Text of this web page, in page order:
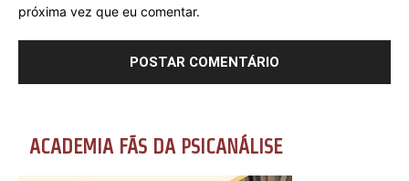
próxima vez que eu comentar.
ACADEMIA FÃS DA PSICANÁLISE